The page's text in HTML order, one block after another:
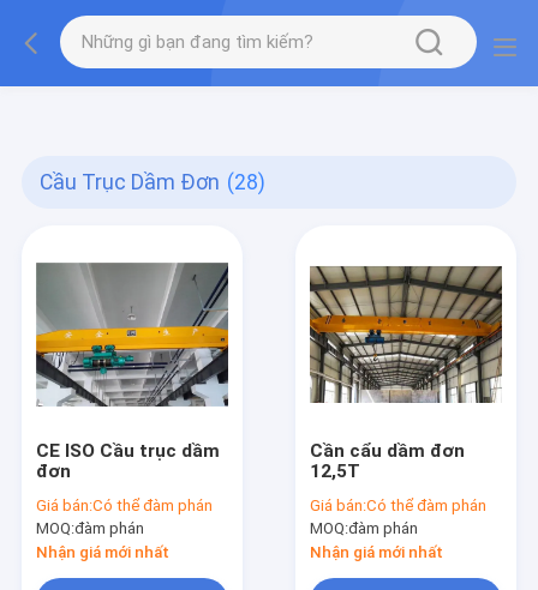
gtag('config', 'G-QWE9HWC3PF', {cookie_flags:
"SameSite=None;Secure"});
Cầu Trục Dầm Đơn (28)
CE ISO Cầu trục dầm
đơn
Giá bán:Có thể đàm phán
MOQ:đàm phán
Nhận giá mới nhất
Cần cẩu dầm đơn
12,5T
Giá bán:Có thể đàm phán
MOQ:đàm phán
Nhận giá mới nhất